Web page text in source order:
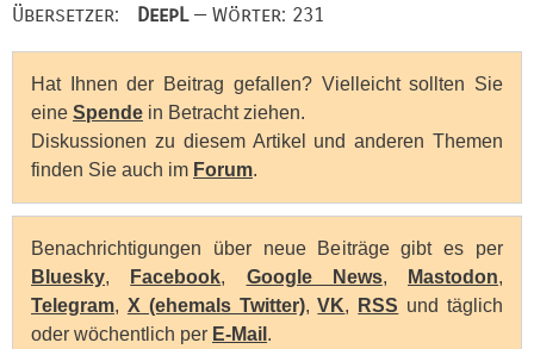
Übersetzer: DeepL— Wörter: 231
Hat Ihnen der Beitrag gefallen? Vielleicht sollten Sie
eine Spende in Betracht ziehen.
Diskussionen zu diesem Artikel und anderen Themen
finden Sie auch im Forum.
Benachrichtigungen über neue Beiträge gibt es per
Bluesky, Facebook, Google News, Mastodon,
Telegram, X (ehemals Twitter),VK, RSS und täglich
oder wöchentlich per E-Mail .